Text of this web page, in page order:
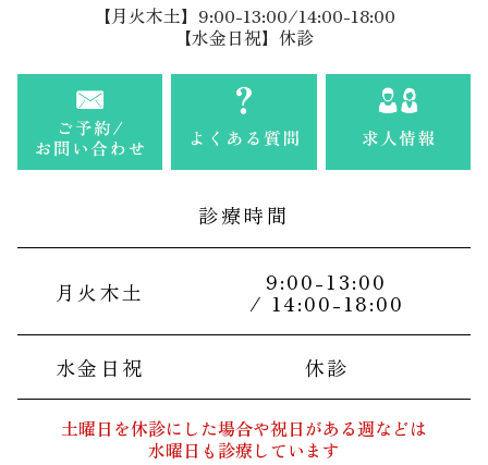
【月火木土】9:00-13:00/14:00-18:00
【水金日祝】休診
診療時間
月火木土 9:00-13:00
/ 14:00-18:00
水金日祝 休診
土曜日を休診にした場合や祝日がある週などは
水曜日も診療しています